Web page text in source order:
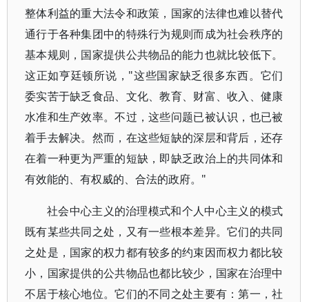
整体利益的重大法令和政策，国家的法律也难以替代
通行于各种集团中的特殊行为规则而成为社会秩序的
基本规则，国家提供公共物品的能力也就比较低下。
这正如亨廷顿所说，"这些国家缺乏很多东西。它们
委实苦于缺乏食品、文化、教育、财富、收入、健康
水准和生产效率。不过，这些问题已被认识，也已被
着手去解决。然而，在这些短缺的深层和背后，还存
在着一种更为严重的短缺，即缺乏政治上的共同体和
有效能的、有权威的、合法的政府。"
社会中心主义的治理模式和个人中心主义的模式
既有某些共同之处，又有一些根本差异。它们的共同
之处是，国家的权力都有较多的约束因而权力都比较
小，国家提供的公共物品也都比较少，国家在治理中
不居于核心地位。它们的不同之处主要有：第一，社